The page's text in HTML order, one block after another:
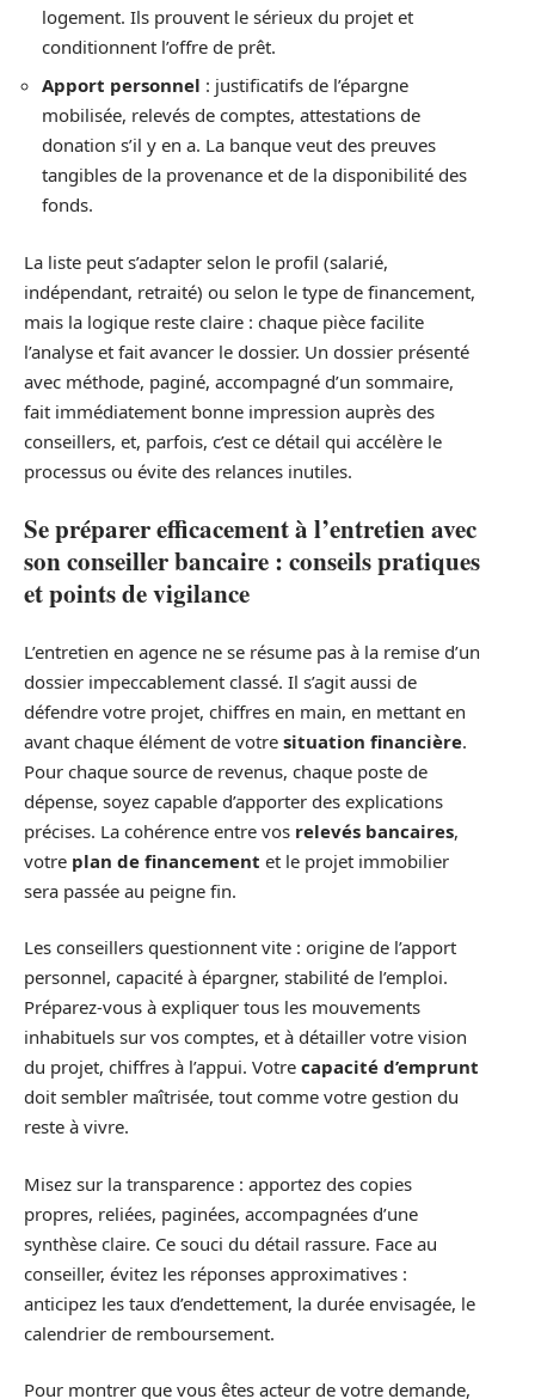
logement. Ils prouvent le sérieux du projet et
conditionnent l’offre de prêt.
Apport personnel : justificatifs de l’épargne
mobilisée, relevés de comptes, attestations de
donation s’il y en a. La banque veut des preuves
tangibles de la provenance et de la disponibilité des
fonds.
La liste peut s’adapter selon le profil (salarié,
indépendant, retraité) ou selon le type de financement,
mais la logique reste claire : chaque pièce facilite
l’analyse et fait avancer le dossier. Un dossier présenté
avec méthode, paginé, accompagné d’un sommaire,
fait immédiatement bonne impression auprès des
conseillers, et, parfois, c’est ce détail qui accélère le
processus ou évite des relances inutiles.
Se préparer efficacement à l’entretien avec
son conseiller bancaire : conseils pratiques
et points de vigilance
L’entretien en agence ne se résume pas à la remise d’un
dossier impeccablement classé. Il s’agit aussi de
défendre votre projet, chiffres en main, en mettant en
avant chaque élément de votre situation financière.
Pour chaque source de revenus, chaque poste de
dépense, soyez capable d’apporter des explications
précises. La cohérence entre vos relevés bancaires,
votre plan de financement et le projet immobilier
sera passée au peigne fin.
Les conseillers questionnent vite : origine de l’apport
personnel, capacité à épargner, stabilité de l’emploi.
Préparez-vous à expliquer tous les mouvements
inhabituels sur vos comptes, et à détailler votre vision
du projet, chiffres à l’appui. Votre capacité d’emprunt
doit sembler maîtrisée, tout comme votre gestion du
reste à vivre.
Misez sur la transparence : apportez des copies
propres, reliées, paginées, accompagnées d’une
synthèse claire. Ce souci du détail rassure. Face au
conseiller, évitez les réponses approximatives :
anticipez les taux d’endettement, la durée envisagée, le
calendrier de remboursement.
Pour montrer que vous êtes acteur de votre demande,